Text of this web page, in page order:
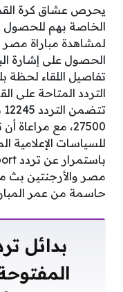
يحرص عشاق كرة
لمشاهدة مباراة مصر
الحصول على إشارة
تفاصيل اللقاء لحظة
التردد المتاحة على
27500، مع
للسياسات الإعلامية
مصر والأرجنتين
حاسمة من عمر